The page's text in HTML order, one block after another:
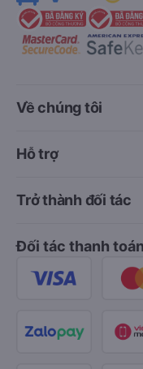
Về chúng tôi
Hỗ trợ
Trở thành đối tác
Đối tác thanh toán